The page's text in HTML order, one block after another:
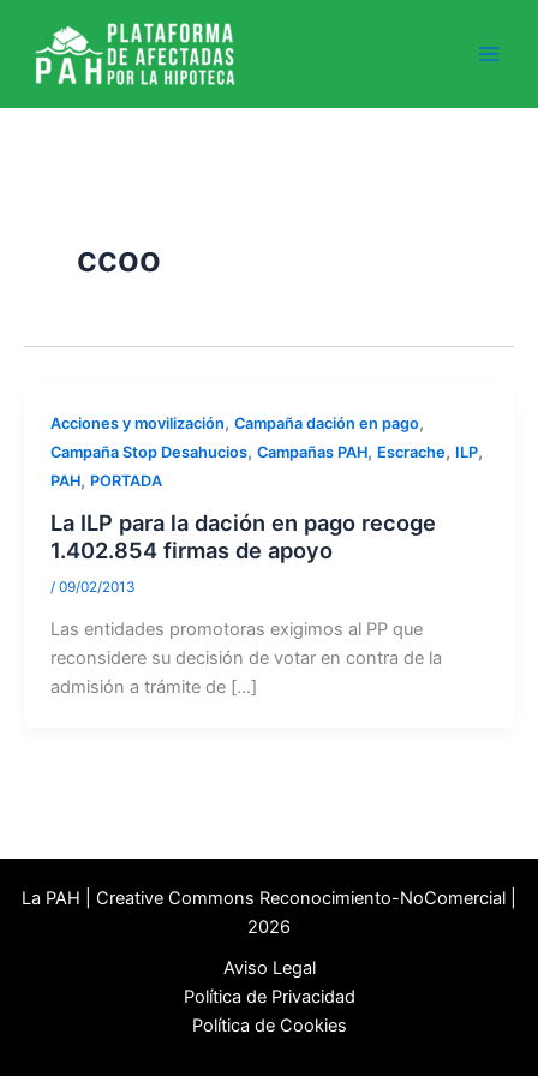
contenido
ccoo
Acciones y movilización, Campaña dación en pago,
Campaña Stop Desahucios, Campañas PAH, Escrache, ILP,
PAH, PORTADA
La ILP para la dación en pago recoge
1.402.854 firmas de apoyo
/ 09/02/2013
Las entidades promotoras exigimos al PP que
reconsidere su decisión de votar en contra de la
admisión a trámite de […]
La PAH | Creative Commons Reconocimiento-NoComercial |
2026
Aviso Legal
Política de Privacidad
Política de Cookies